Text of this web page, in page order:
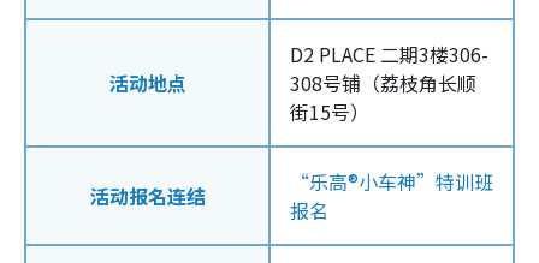
活动地点
D2 PLACE 二期3楼306-
308号铺（荔枝角长顺
街15号）
活动报名连结
“乐高®小车神”特训班
报名